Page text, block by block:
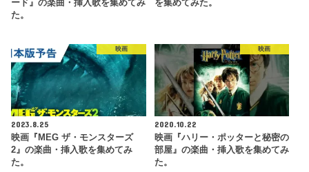
ード』の楽曲・挿入歌を集めてみ
た。
を集めてみた。
映画
2023.8.25
映画『MEG ザ・モンスターズ
2』の楽曲・挿入歌を集めてみ
た。
映画
2020.10.22
映画『ハリー・ポッターと秘密の
部屋』の楽曲・挿入歌を集めてみ
た。